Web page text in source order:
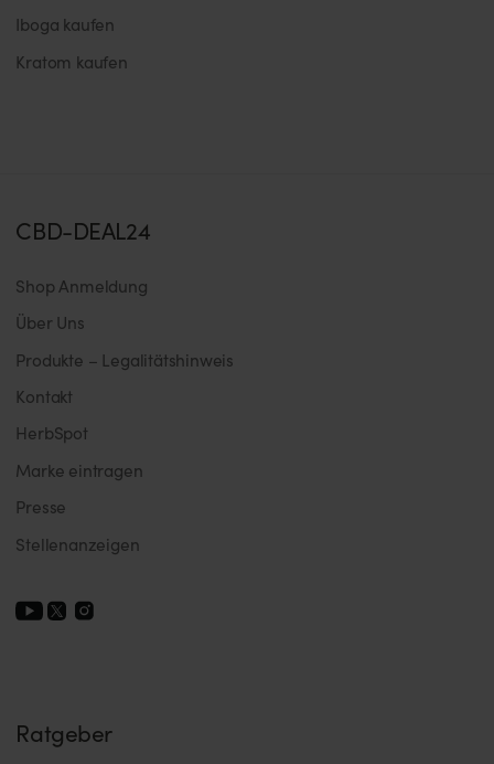
Iboga kaufen
Kratom kaufen
CBD-DEAL24
Shop Anmeldung
Über Uns
Produkte – Legalitätshinweis
Kontakt
HerbSpot
Marke eintragen
Presse
Stellenanzeigen
Ratgeber